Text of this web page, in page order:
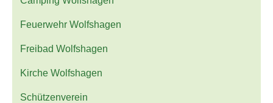
Feuerwehr Wolfshagen
Freibad Wolfshagen
Kirche Wolfshagen
Schützenverein